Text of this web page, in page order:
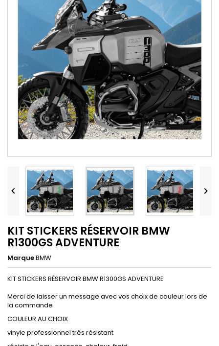
 
KIT STICKERS RÉSERVOIR BMW
R1300GS ADVENTURE
MarqueBMW
KIT STICKERS RÉSERVOIR BMW R1300GS ADVENTURE
Merci de laisser un message avec vos choix de couleur lors de
la commande
COULEUR AU CHOIX
vinyle professionnel très résistant